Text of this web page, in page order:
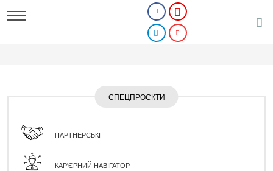
СПЕЦПРОЄКТИ
ПАРТНЕРСЬКІ
КАР'ЄРНИЙ НАВІГАТОР